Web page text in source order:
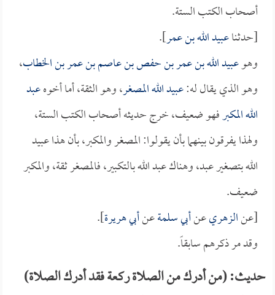
أصحاب الكتب الستة.
[حدثناعبيد الله بن عمر].
وهوعبيد الله بن عمر بن حفص بن عاصم بن عمر بن الخطاب،
وهو الذي يقال له:عبيد الله المصغر، وهو الثقة، أما أخوهعبد
الله المكبرفهو ضعيف، خرج حديثه أصحاب الكتب الستة،
ولهذا يفرقون بينهما بأن يقولوا: المصغر والمكبر، بأن هذا عبيد
الله بتصغير عبد، وهناك عبد الله بالتكبير، فالمصغر ثقة، والمكبر
ضعيف.
[عنالزهريعنأبي سلمةعنأبي هريرة].
وقد مر ذكرهم سابقاً.
حديث: (من أدرك من الصلاة ركعة فقد أدرك الصلاة)